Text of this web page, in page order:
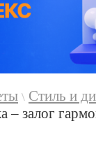
\ Стиль и
– залог